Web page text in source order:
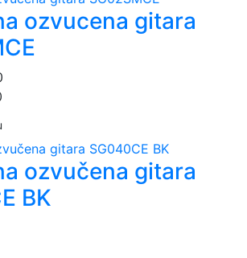
ozvucena gitara
ozvučena gitara
BK